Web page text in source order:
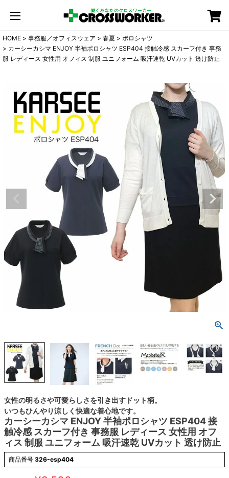
HOME 事務服／オフィスウェア 春夏
ポロシャツ
カーシーカシマ ENJOY 半袖ポロシャツ ESP404 接触冷感 スカーフ付き 事務
服 レディース 女性用 オフィス 制服 ユニフォーム 吸汗速乾 UVカット 透け防止
女性の明るさや可愛らしさを引き出すドット柄。
いつもひんやり涼しく快適な着心地です。
カーシーカシマ ENJOY 半袖ポロシャツ ESP404 接
触冷感 スカーフ付き 事務服 レディース 女性用 オフ
ィス 制服 ユニフォーム 吸汗速乾 UVカット 透け防止
商品番号 326-esp404